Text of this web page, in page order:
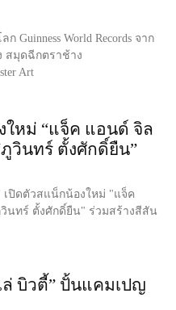
Guinness World Records จาก
สมุดฉีกตราช้าง
Art
ใหม่ “แจ็ค แอนด์ จิล
วินทร์ ตั้งศักดิ์ยืน”
เปิดตัวสแน็กน้องใหม่ "แจ็ค
นทร์ ตั้งศักดิ์ยืน" ร่วมสร้างสีสัน
เล่ บิวตี้” ปั้นแคมเปญ